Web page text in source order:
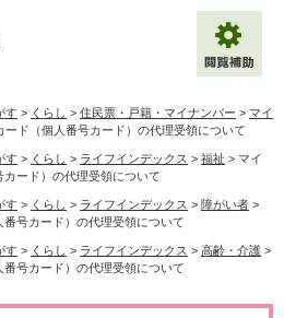
拡大
黒 青
・中文・한글）
す > くらし > 住民票・戸籍・マイナンバー > マイ
ード（個人番号カード）の代理受領について
す > くらし > ライフインデックス > 福祉 > マイ
ード）の代理受領について
す > くらし > ライフインデックス > 障がい者 >
号カード）の代理受領について
す > くらし > ライフインデックス > 高齢・介護 >
号カード）の代理受領について